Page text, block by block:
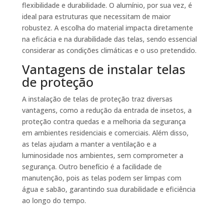
flexibilidade e durabilidade. O alumínio, por sua vez, é
ideal para estruturas que necessitam de maior
robustez. A escolha do material impacta diretamente
na eficácia e na durabilidade das telas, sendo essencial
considerar as condições climáticas e o uso pretendido.
Vantagens de instalar telas
de proteção
A instalação de telas de proteção traz diversas
vantagens, como a redução da entrada de insetos, a
proteção contra quedas e a melhoria da segurança
em ambientes residenciais e comerciais. Além disso,
as telas ajudam a manter a ventilação e a
luminosidade nos ambientes, sem comprometer a
segurança. Outro benefício é a facilidade de
manutenção, pois as telas podem ser limpas com
água e sabão, garantindo sua durabilidade e eficiência
ao longo do tempo.